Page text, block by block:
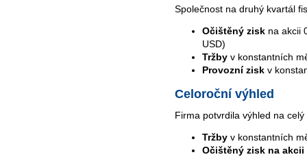
Společnost na druhý kvartál
Očištěný zisk na akcii
USD)
Tržby v konstantních
Provozní zisk v
Celoroční výhled
Firma potvrdila výhled na
Tržby v konstantních
Očištěný zisk na akcii